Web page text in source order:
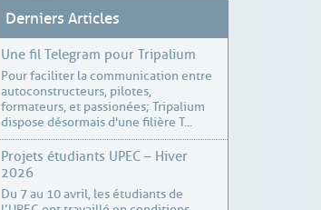
Derniers Articles
Une fil Telegram pour Tripalium
Pour faciliter la communication entre
autoconstructeurs, pilotes,
formateurs, et passionées; Tripalium
dispose désormais d'une filière T...
Projets étudiants UPEC – Hiver
2026
Du 7 au 10 avril, les étudiants de